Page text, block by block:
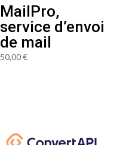
MailPro,
service d’envoi
de mail
50,00€